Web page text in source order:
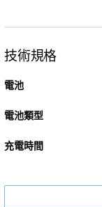
技術規格
電池
電池類型
充電時間